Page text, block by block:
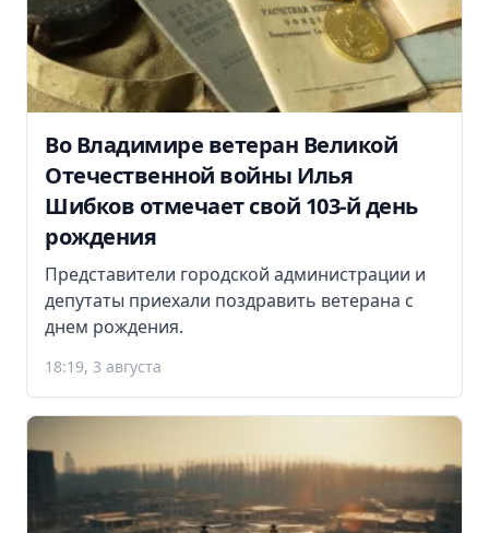
Во Владимире ветеран Великой
Отечественной войны Илья
Шибков отмечает свой 103-й день
рождения
Представители городской администрации и
депутаты приехали поздравить ветерана с
днем рождения.
18:19, 3 августа